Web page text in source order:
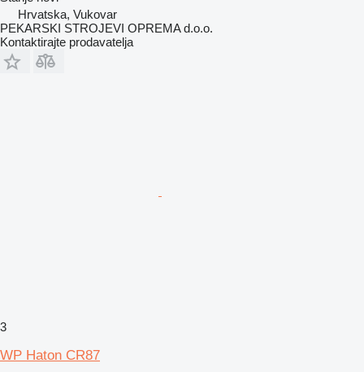
Hrvatska, Vukovar
PEKARSKI STROJEVI OPREMA d.o.o.
Kontaktirajte prodavatelja
3
WP Haton CR87